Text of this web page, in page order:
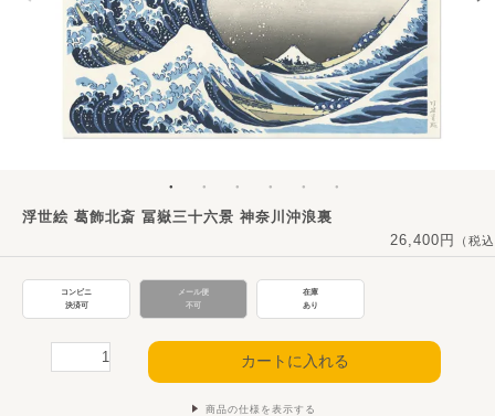
浮世絵 葛飾北斎 冨嶽三十六景 神奈川沖浪裏
26,400円
（税
コンビニ
決済可
メール便
不可
在庫
あり
商品の仕様を表示する